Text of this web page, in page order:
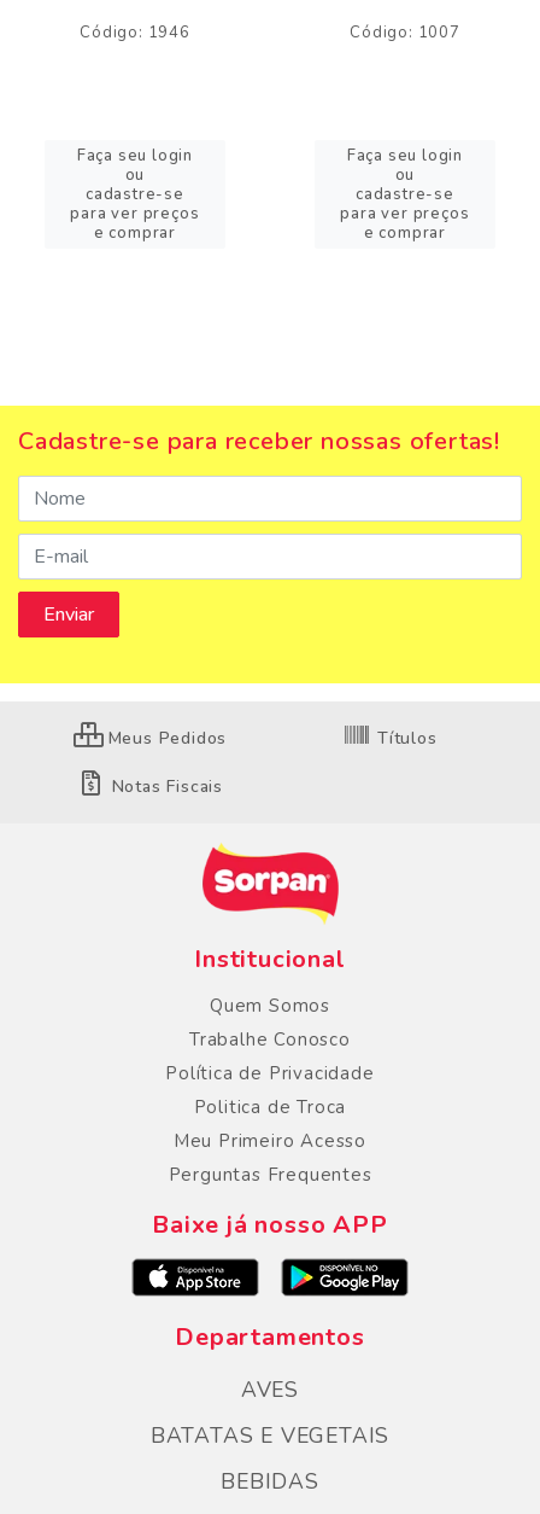
Código: 1946
Faça seu login
ou
cadastre-se
para ver preços
e comprar
Código: 1007
Faça seu login
ou
cadastre-se
para ver preços
e comprar
Cadastre-se para receber nossas ofertas!
Meus Pedidos Títulos
Notas Fiscais
Institucional
Quem Somos
Trabalhe Conosco
Política de Privacidade
Politica de Troca
Meu Primeiro Acesso
Perguntas Frequentes
Baixe já nosso APP
Departamentos
AVES
BATATAS E VEGETAIS
BEBIDAS